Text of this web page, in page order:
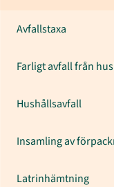
Avfallstaxa
Farligt avfall från
Hushållsavfall
Insamling av
Latrinhämtning